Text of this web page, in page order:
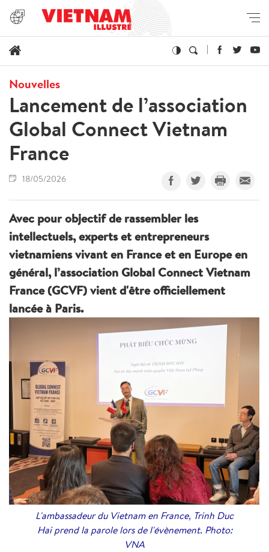
Nouvelles
Lancement de l’association
Global Connect Vietnam
France
18/05/2026
Avec pour objectif de rassembler les
intellectuels, experts et entrepreneurs
vietnamiens vivant en France et en Europe en
général, l’association Global Connect Vietnam
France (GCVF) vient d'être officiellement
lancée à Paris.
L'ambassadeur du Vietnam en France, Trinh Duc
Hai prend la parole lors de l'évènement. Photo:
VNA